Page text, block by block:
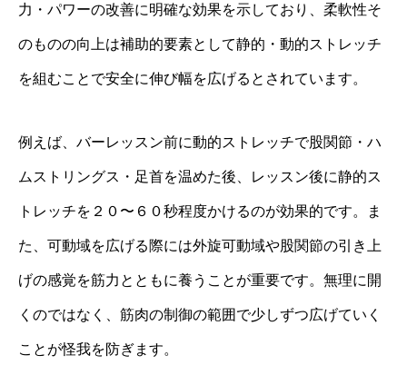
力・パワーの改善に明確な効果を示しており、柔軟性そ
のものの向上は補助的要素として静的・動的ストレッチ
を組むことで安全に伸び幅を広げるとされています。
例えば、バーレッスン前に動的ストレッチで股関節・ハ
ムストリングス・足首を温めた後、レッスン後に静的ス
トレッチを２０〜６０秒程度かけるのが効果的です。ま
た、可動域を広げる際には外旋可動域や股関節の引き上
げの感覚を筋力とともに養うことが重要です。無理に開
くのではなく、筋肉の制御の範囲で少しずつ広げていく
ことが怪我を防ぎます。